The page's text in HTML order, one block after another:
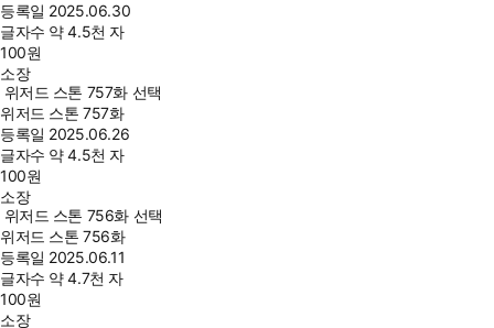
등록일 2025.06.30
글자수 약 4.5천 자
100원
소장
위저드 스톤 757화 선택
위저드 스톤 757화
등록일 2025.06.26
글자수 약 4.5천 자
100원
소장
위저드 스톤 756화 선택
위저드 스톤 756화
등록일 2025.06.11
글자수 약 4.7천 자
100원
소장